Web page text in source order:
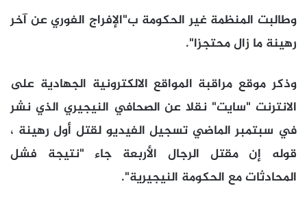
وطالبت المنظمة غير الحكومة ب"الإفراج الفوري عن آخر
رهينة ما زال محتجزا".
وذكر موقع مراقبة المواقع الالكترونية الجهادية على
الانترنت "سايت" نقلا عن الصحافي النيجيري الذي نشر
في سبتمبر الماضي تسجيل الفيديو لقتل أول رهينة ،
قوله إن مقتل الرجال الأربعة جاء "نتيجة فشل
المحادثات مع الحكومة النيجيرية".